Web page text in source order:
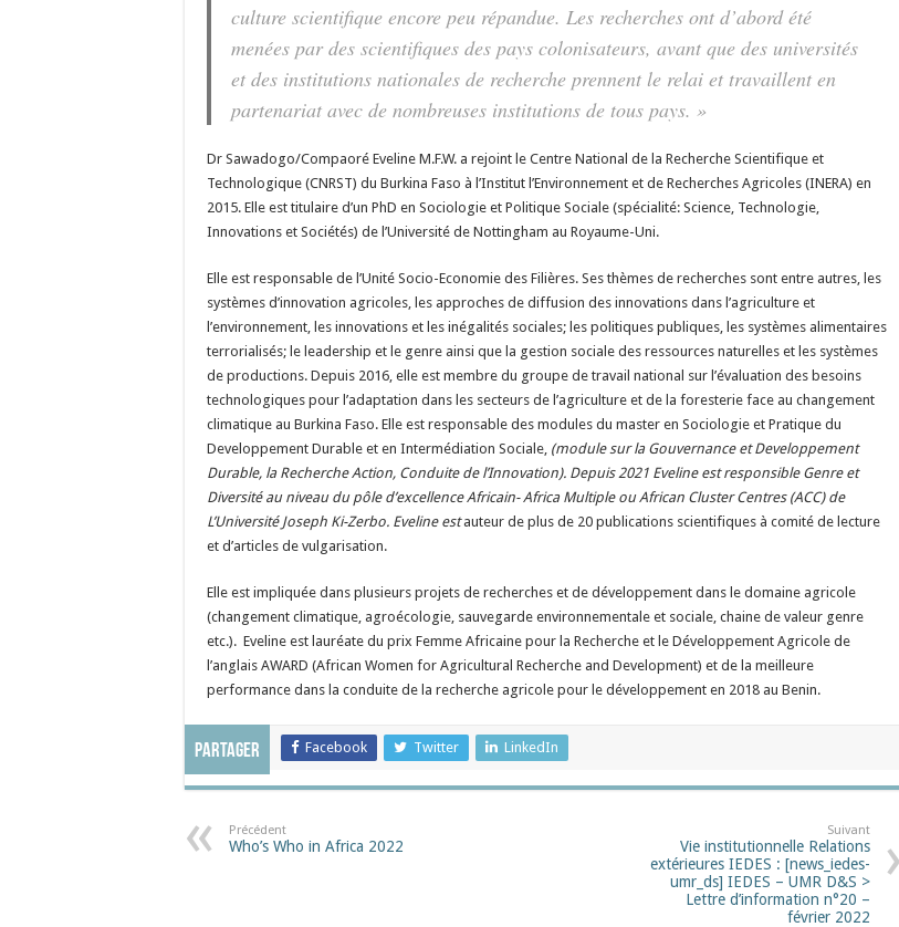
culture scientifique encore peu répandue. Les recherches ont d’abord été
menées par des scientifiques des pays colonisateurs, avant que des universités
et des institutions nationales de recherche prennent le relai et travaillent en
partenariat avec de nombreuses institutions de tous pays. »
Dr Sawadogo/Compaoré Eveline M.F.W. a rejoint le Centre National de la Recherche Scientifique et
Technologique (CNRST) du Burkina Faso à l’Institut l’Environnement et de Recherches Agricoles (INERA) en
2015. Elle est titulaire d’un PhD en Sociologie et Politique Sociale (spécialité: Science, Technologie,
Innovations et Sociétés) de l’Université de Nottingham au Royaume-Uni.
Elle est responsable de l’Unité Socio-Economie des Filières. Ses thèmes de recherches sont entre autres, les
systèmes d’innovation agricoles, les approches de diffusion des innovations dans l’agriculture et
l’environnement, les innovations et les inégalités sociales; les politiques publiques, les systèmes alimentaires
terrorialisés; le leadership et le genre ainsi que la gestion sociale des ressources naturelles et les systèmes
de productions. Depuis 2016, elle est membre du groupe de travail national sur l’évaluation des besoins
technologiques pour l’adaptation dans les secteurs de l’agriculture et de la foresterie face au changement
climatique au Burkina Faso. Elle est responsable des modules du master en Sociologie et Pratique du
Developpement Durable et en Intermédiation Sociale, (module sur la Gouvernance et Developpement
Durable, la Recherche Action, Conduite de l’Innovation). Depuis 2021 Eveline est responsible Genre et
Diversité au niveau du pôle d’excellence Africain- Africa Multiple ou African Cluster Centres (ACC) de
L’Université Joseph Ki-Zerbo. Eveline estauteur de plus de 20 publications scientifiques à comité de lecture
et d’articles de vulgarisation.
Elle est impliquée dans plusieurs projets de recherches et de développement dans le domaine agricole
(changement climatique, agroécologie, sauvegarde environnementale et sociale, chaine de valeur genre
etc.). Eveline est lauréate du prix Femme Africaine pour la Recherche et le Développement Agricole de
l’anglais AWARD (African Women for Agricultural Recherche and Development) et de la meilleure
performance dans la conduite de la recherche agricole pour le développement en 2018 au Benin.
Partager Facebook Twitter LinkedIn
Précédent
Who’s Who in Africa 2022
Suivant
Vie institutionnelle Relations
extérieures IEDES : [news_iedes-
umr_ds] IEDES – UMR D&S >
Lettre d’information n°20 –
février 2022